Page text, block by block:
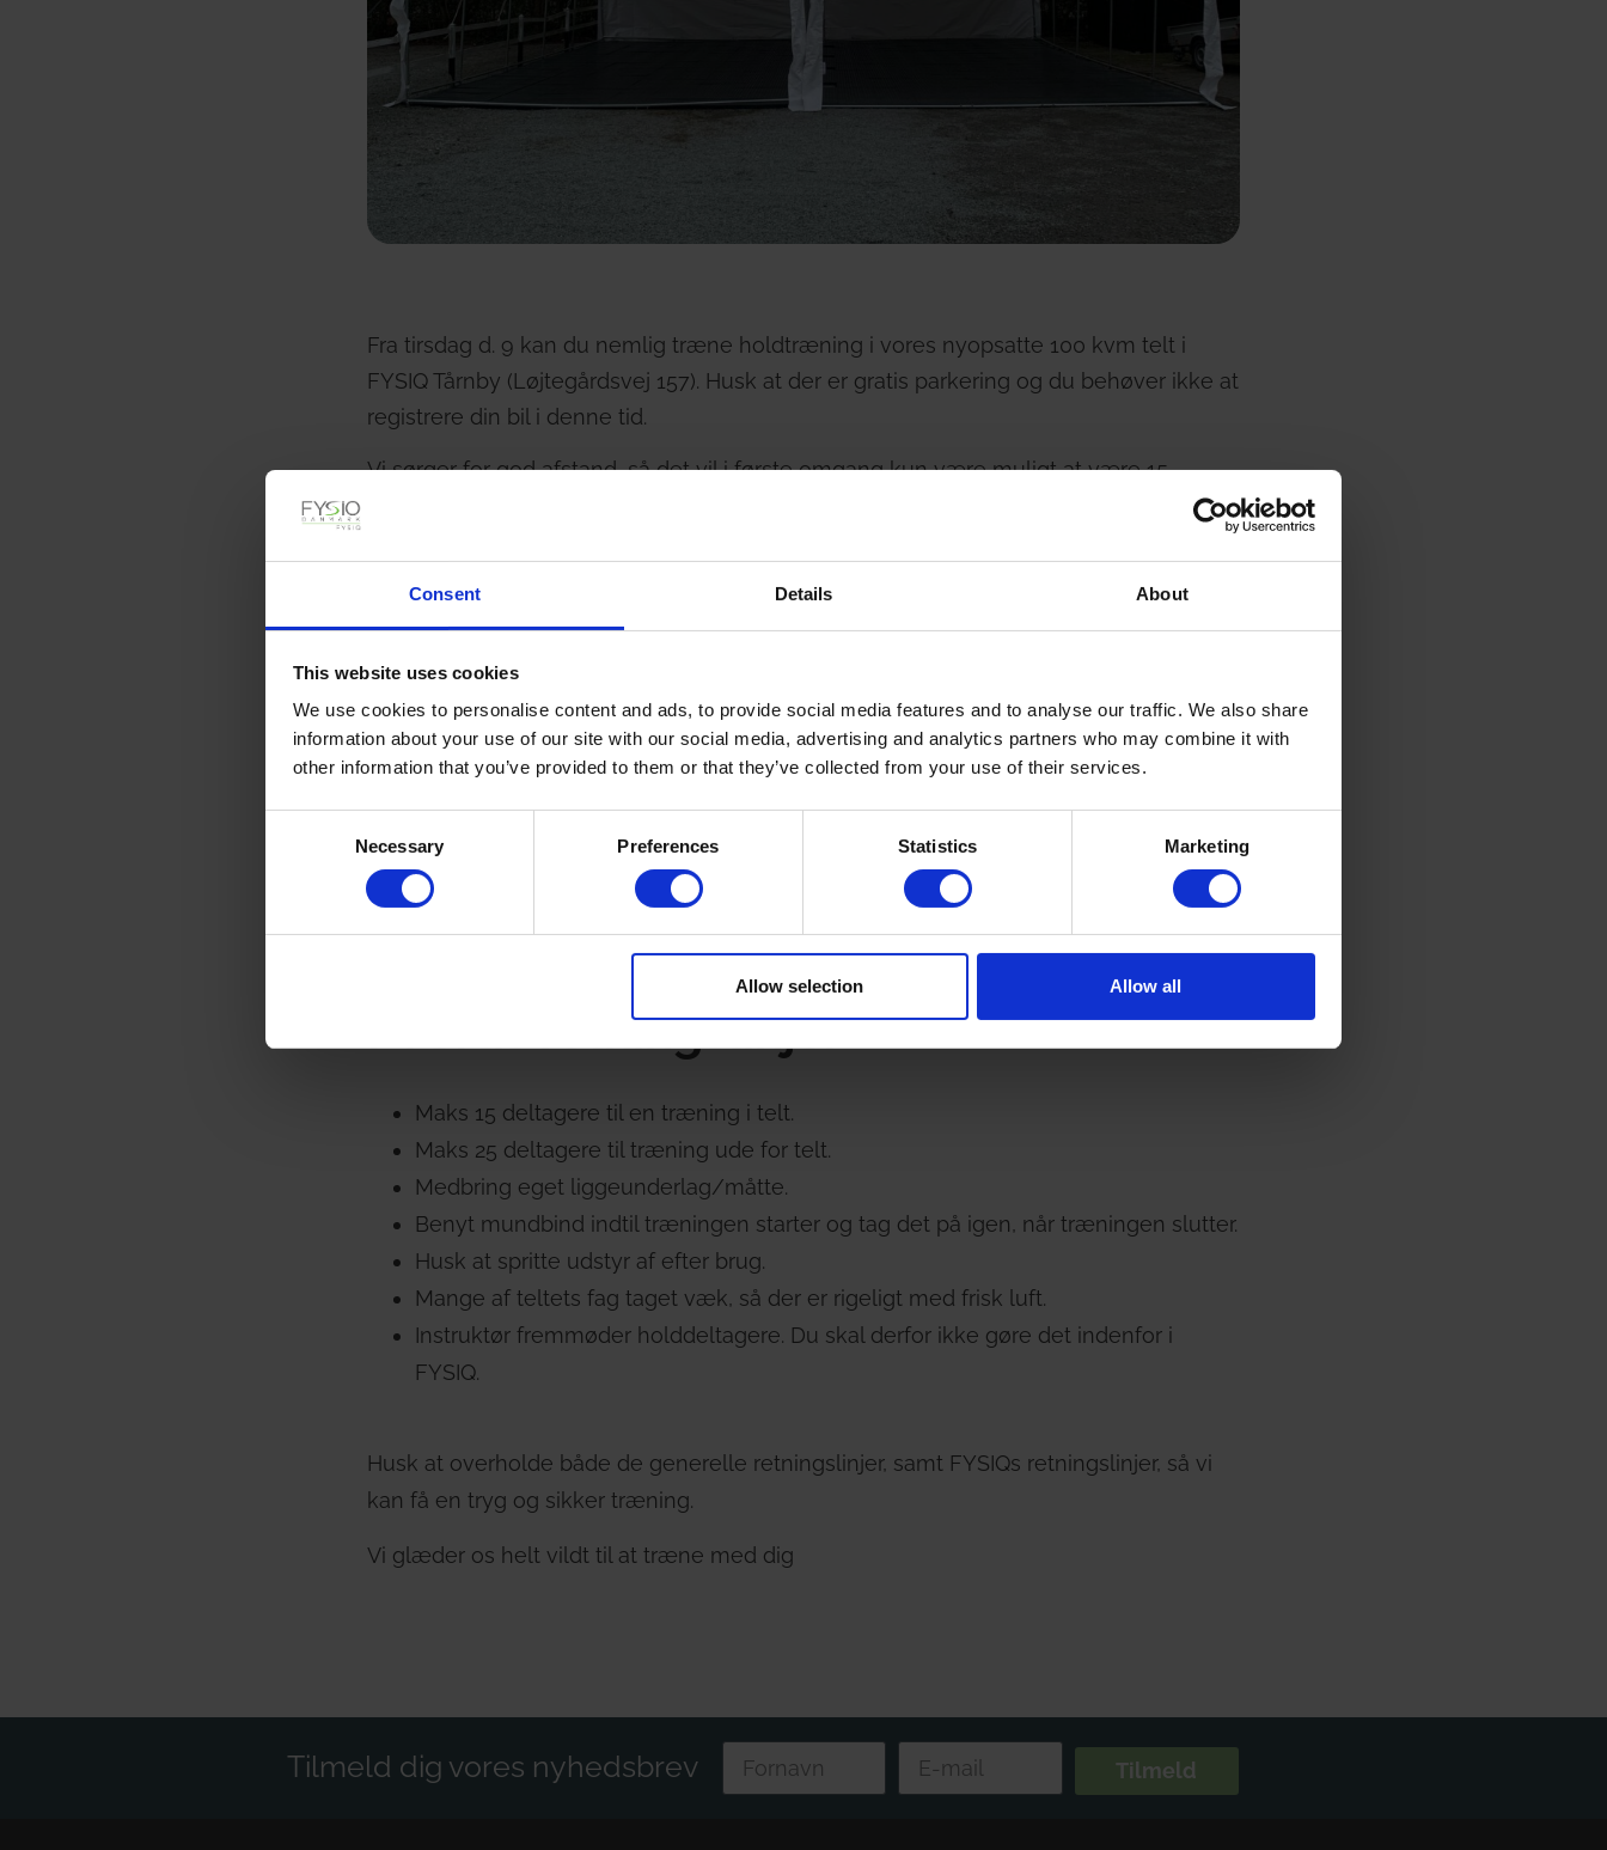
Consent Details About
This website uses cookies
We use cookies to personalise content and ads, to provide social media features and to analyse our traffic. We also share
information about your use of our site with our social media, advertising and analytics partners who may combine it with
other information that you’ve provided to them or that they’ve collected from your use of their services.
Necessary Preferences Statistics Marketing
Allow selection Allow all
Fra tirsdag d. 9 kan du nemlig træne holdtræning i vores nyopsatte 100 kvm telt i
FYSIQ Tårnby (Løjtegårdsvej 157). Husk at der er gratis parkering og du behøver ikke at
registrere din bil i denne tid.
Vi sørger for god afstand, så det vil i første omgang kun være muligt at være 15
Hold der ikke foregår i teltet, eksempelvis løbehold, vil kunne have 25 deltagere.
Generelle retningslinjer
2 meters afstand mellem holddeltagere.
Maks 25 deltagere til en træning.
Bliv hjemme ved tegn på sygdom.
FYSIQs retningslinjer
Maks 15 deltagere til en træning i telt.
Maks 25 deltagere til træning ude for telt.
Medbring eget liggeunderlag/måtte.
Benyt mundbind indtil træningen starter og tag det på igen, når træningen slutter.
Husk at spritte udstyr af efter brug.
Mange af teltets fag taget væk, så der er rigeligt med frisk luft.
Instruktør fremmøder holddeltagere. Du skal derfor ikke gøre det indenfor i
FYSIQ.
Husk at overholde både de generelle retningslinjer, samt FYSIQs retningslinjer, så vi
kan få en tryg og sikker træning.
Vi glæder os helt vildt til at træne med dig
Tilmeld dig vores nyhedsbrev Tilmeld